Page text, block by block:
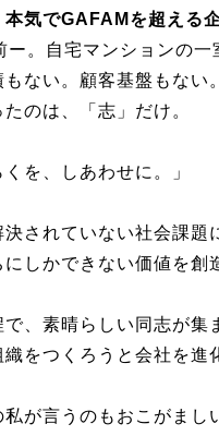
本気でGAFAMを超える
ー。自宅マンションの一
ない。顧客基盤もない
のは、「志」だけ。
くを、しあわせに。」
決されていない社会課題
にしかできない価値を創
で、素晴らしい同志が集
をつくろうと会社を進
私が言うのもおこがまし